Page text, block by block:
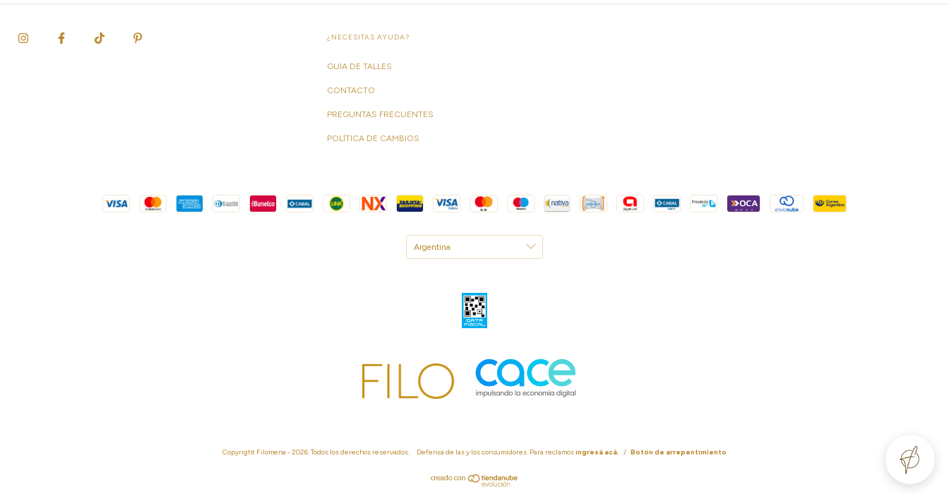
¿NECESITAS AYUDA?
GUIA DE TALLES
CONTACTO
PREGUNTAS FRECUENTES
POLÍTICA DE CAMBIOS
Copyright Filomena - 2026. Todos los derechos reservados. Defensa de las y los consumidores. Para reclamosingresá acá. / Botón de arrepentimiento